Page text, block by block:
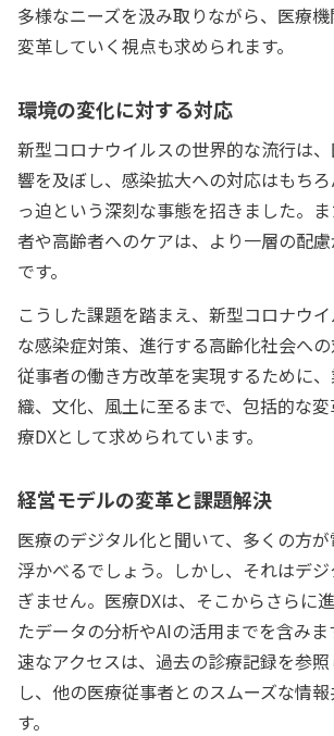
多様なニーズを汲み取りながら、医療
変革していく視点も求められます。
環境の変化に対する対応
新型コロナウイルスの世界的な流行は
響を及ぼし、感染拡大への対応はもち
っ迫という深刻な事態を招きました。
者や高齢者へのケアは、より一層の配
です。
こうした課題を踏まえ、新型コロナウ
な感染症対策、進行する高齢化社会へ
従事者の働き方改革を実現するために
織、文化、風土に至るまで、包括的な
療DXとして求められています。
経営モデルの変革と課題解決
医療のデジタル化と聞いて、多くの方
浮かべるでしょう。しかし、それはデ
ぎません。医療DXは、そこからさらに
たデータの分析やAIの活用までを含み
速なアクセスは、過去の診療記録を参
し、他の医療従事者とのスムーズな情
す。